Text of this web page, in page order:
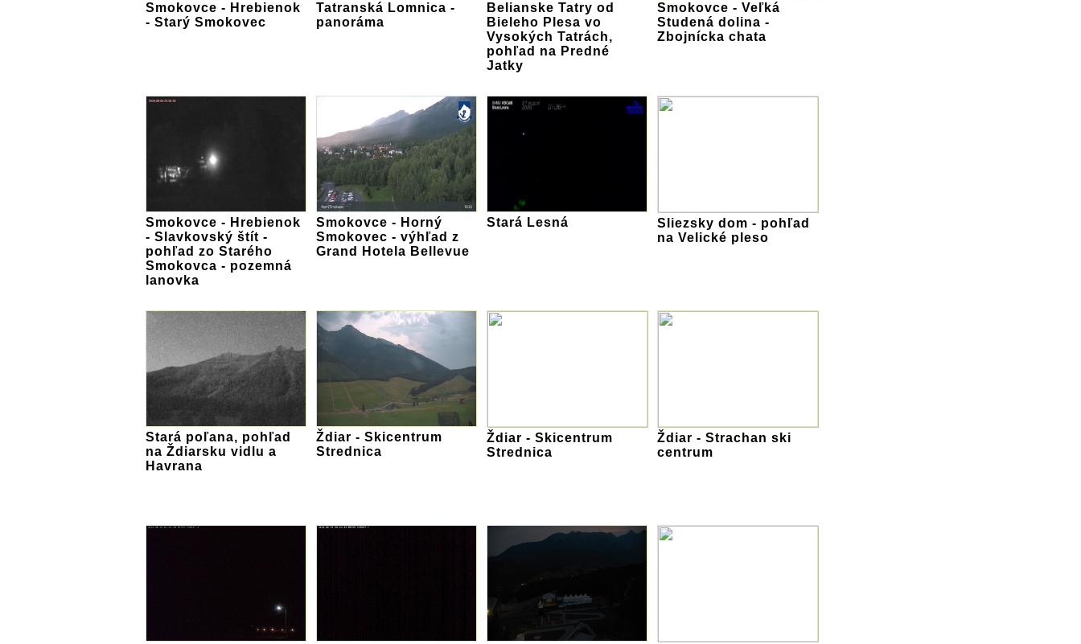
Smokovce - Hrebienok
- Starý Smokovec
Tatranská Lomnica -
panoráma
Belianske Tatry od
Bieleho Plesa vo
Vysokých Tatrách,
pohľad na Predné
Jatky
Smokovce - Veľká
Studená dolina -
Zbojnícka chata
Smokovce - Hrebienok
- Slavkovský štít -
pohľad zo Starého
Smokovca - pozemná
lanovka
Smokovce - Horný
Smokovec - výhľad z
Grand Hotela Bellevue
Stará Lesná
Sliezsky dom - pohľad
na Velické pleso
Stará poľana, pohľad
na Ždiarsku vidlu a
Havrana
Ždiar - Skicentrum
Strednica
Ždiar - Skicentrum
Strednica
Ždiar - Strachan ski
centrum